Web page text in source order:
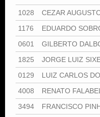
1028
CEZAR
1176
EDUARDO
0601
GILBERTO
1825
JORGE LUIZ
0129
LUIZ CARLOS
4008
RENATO
3494
FRANCISCO